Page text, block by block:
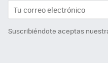
Suscribiéndote aceptas